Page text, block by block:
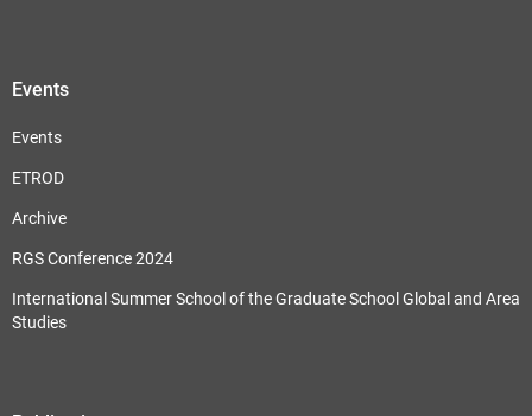
Events
Events
ETROD
Archive
RGS Conference 2024
International Summer School of the Graduate School Global and Area
Studies